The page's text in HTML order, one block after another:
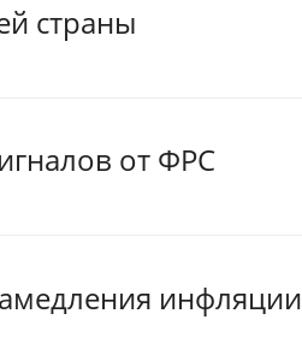
страны
от ФРС
инфляции